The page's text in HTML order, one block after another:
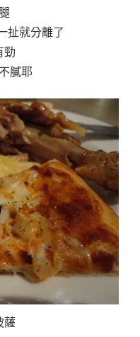
扯就分離了
勁
膩耶
薩